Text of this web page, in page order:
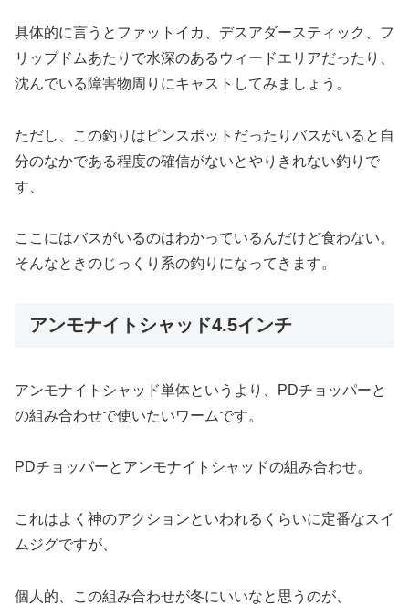
具体的に言うとファットイカ、デスアダースティック、フ
リップドムあたりで水深のあるウィードエリアだったり、
沈んでいる障害物周りにキャストしてみましょう。
ただし、この釣りはピンスポットだったりバスがいると自
分のなかである程度の確信がないとやりきれない釣りで
す、
ここにはバスがいるのはわかっているんだけど食わない。
そんなときのじっくり系の釣りになってきます。
アンモナイトシャッド4.5インチ
アンモナイトシャッド単体というより、PDチョッパーと
の組み合わせで使いたいワームです。
PDチョッパーとアンモナイトシャッドの組み合わせ。
これはよく神のアクションといわれるくらいに定番なスイ
ムジグですが、
個人的、この組み合わせが冬にいいなと思うのが、